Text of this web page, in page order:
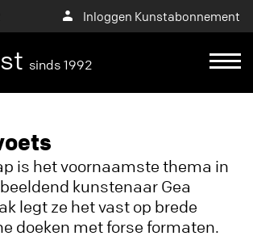
Inloggen Kunstabonnement
sinds 1992
is het voornaamste thema in
kunstenaar Gea
legt ze het vast op brede
doeken met forse formaten.